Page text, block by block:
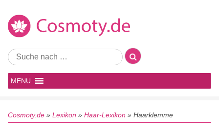
MENU
Cosmoty.de » Lexikon » Haar-Lexikon » Haarklemme